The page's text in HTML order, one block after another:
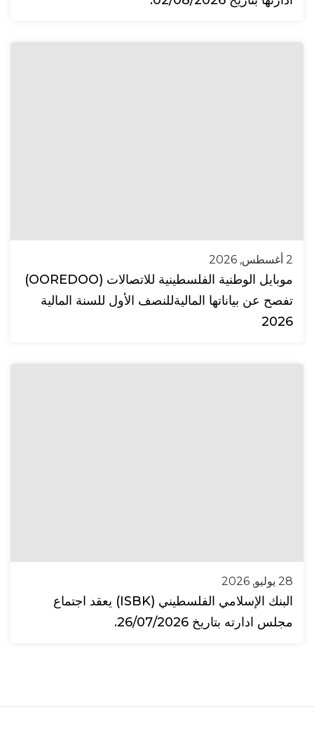
2 أغسطس, 2026
موبايل الوطنية الفلسطينية للاتصالات (OOREDOO)
تفصح عن بياناتها الماليةللنصف الأول للسنة المالية
2026
28 يوليو, 2026
البنك الإسلامي الفلسطيني (ISBK) يعقد اجتماع
مجلس ادارته بتاريخ 26/07/2026.